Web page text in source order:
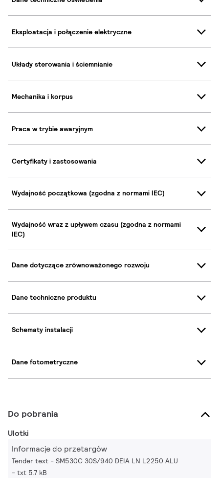
Eksploatacja i połączenie elektryczne
Układy sterowania i ściemnianie
Mechanika i korpus
Praca w trybie awaryjnym
Certyfikaty i zastosowania
Wydajność początkowa (zgodna z normami IEC)
Wydajność wraz z upływem czasu (zgodna z normami
IEC)
Dane dotyczące zrównoważonego rozwoju
Dane techniczne produktu
Schematy instalacji
Dane fotometryczne
Do pobrania
Ulotki
Informacje do przetargów
Tender text - SM530C 30S/940 DEIA LN L2250 ALU
txt 5.7 kB